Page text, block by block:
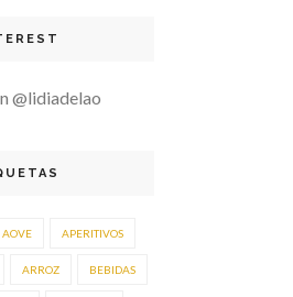
@lidiadelao
AOVE APERITIVOS
ARROZ BEBIDAS